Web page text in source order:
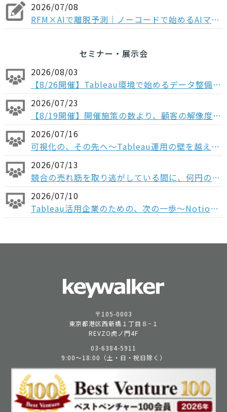
2026/07/08
RFM×AIで離脱予測｜ノーコードで始めるAIマーケティング
セミナー・展示会
2026/08/03
【8/26開催】Tableau環境で始めるデータ整備〜コンポーザブルデータソースから考える、AI時代のデータの持ち方〜
2026/07/23
【8/19開催】開催施策の数より、顧客の解像度。ABM×データで「本当に買う顧客」を見抜く方法
2026/07/16
可視化の、その先へ〜Tableau運用の壁を越える「データ分析基盤」という選択肢〜
2026/07/13
競合の売れ筋を取り逃がしている間に、何円の機会損失が起きているか ─ 競合データをもとに、売上機会を最大化させるための活用例をご紹介
2026/07/10
Tableau活用企業のための、次の一歩〜Notionで実現する 意思決定と実行の一気通貫～
〒105-0003
東京都港区西新橋１丁目８−１
REVZO虎ノ門4F
03-6384-5911
9:00〜18:00（土・日・祝日除く）